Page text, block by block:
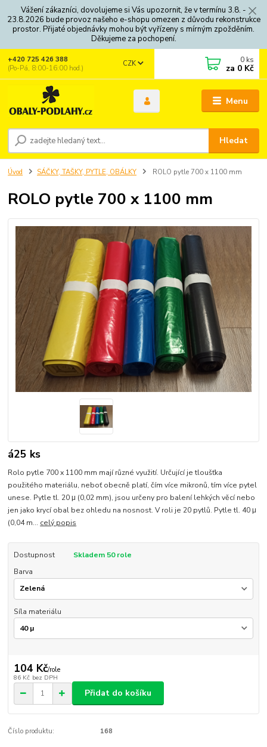
Vážení zákazníci, dovolujeme si Vás upozornit, že v termínu 3.8. -
23.8.2026 bude provoz našeho e-shopu omezen z důvodu rekonstrukce
prostor. Přijaté objednávky mohou být vyřízeny s mírným zpožděním.
Děkujeme za pochopení.
Menu
CZK
Hledat
+420 725 426 388
(Po-Pá, 8:00-16:00 hod.)
0 ks
za 0 Kč
Úvod SÁČKY, TAŠKY, PYTLE, OBÁLKY ROLO pytle 700 x 1100 mm
ROLO pytle 700 x 1100 mm
á25 ks
Rolo pytle 700 x 1100 mm mají různé využití. Určující je tloušťka
použitého materiálu, neboť obecně platí, čím více mikronů, tím více pytel
unese. Pytle tl. 20 μ (0,02 mm), jsou určeny pro balení lehkých věcí nebo
jen jako krycí obal bez ohledu na nosnost. V roli je 20 pytlů. Pytle tl. 40 μ
(0,04 m... celý popis
Dostupnost
Skladem 50 role
Barva
Síla materiálu
104 Kč/role
86 Kč bez DPH
Přidat do košíku
Číslo produktu: 168